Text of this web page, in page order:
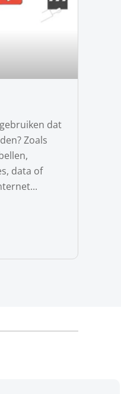
dat
Zoals
data of